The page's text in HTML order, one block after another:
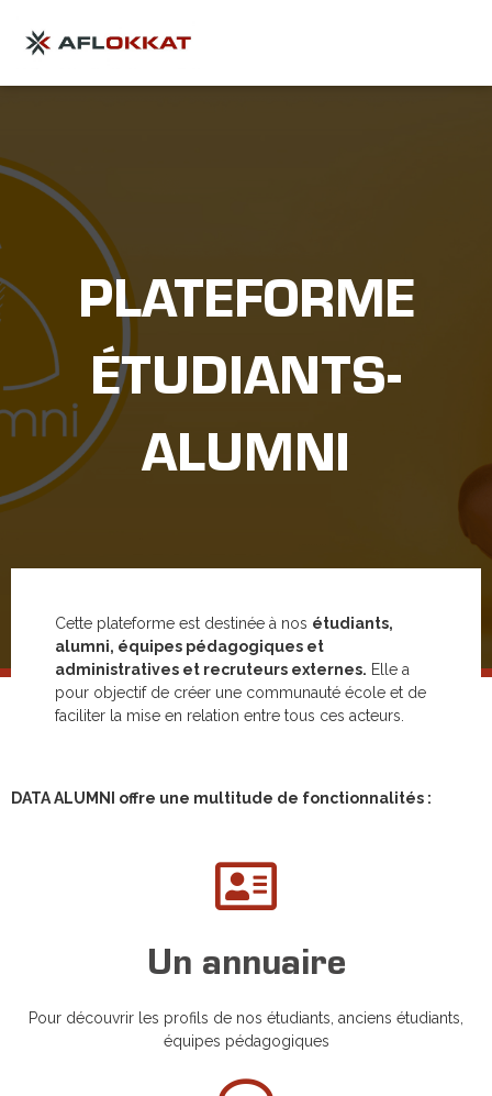
PLATEFORME
ÉTUDIANTS-
ALUMNI
Home Plateforme alumni
Cette plateforme est destinée à nos étudiants,
alumni, équipes pédagogiques et
administratives et recruteurs externes. Elle a
pour objectif de créer une communauté école et de
faciliter la mise en relation entre tous ces acteurs.
DATA ALUMNI offre une multitude de fonctionnalités :
Un annuaire
Pour découvrir les profils de nos étudiants, anciens étudiants,
équipes pédagogiques